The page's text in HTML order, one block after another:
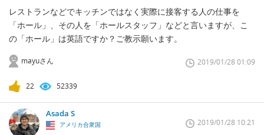
レストランなどでキッチンではなく実際に接客する人の仕事を
「ホール」、その人を「ホールスタッフ」などと言いますが、こ
の「ホール」は英語ですか？ご教示願います。
mayuさん 2019/01/28 01:09
22 52339
Asada S
アメリカ合衆国 2019/01/28 10:21